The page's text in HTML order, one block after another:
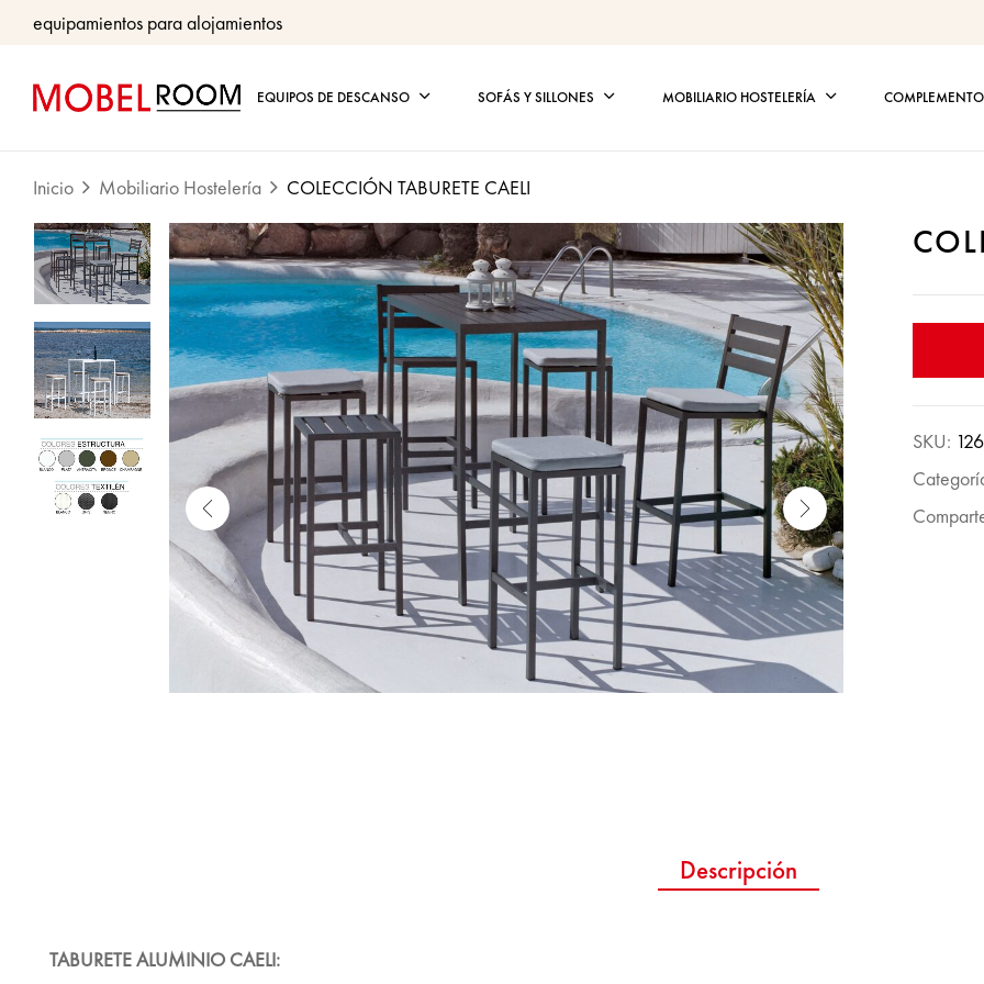
equipamientos para alojamientos
EQUIPOS DE DESCANSO SOFÁS Y SILLONES MOBILIARIO HOSTELERÍA
Inicio Mobiliario Hostelería COLECCIÓN TABURETE CAELI
SKU:
Descripción
TABURETE ALUMINIO CAELI: